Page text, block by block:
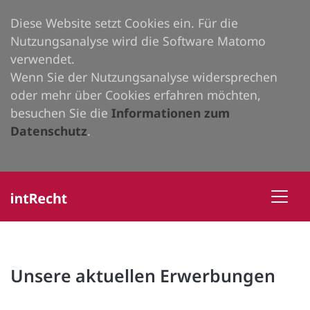
Diese Website setzt Cookies ein. Für die
Nutzungsanalyse wird die Software Matomo
verwendet.
Wenn Sie der Nutzungsanalyse widersprechen
oder mehr über Cookies erfahren möchten,
besuchen Sie die Informationen zum
Datenschutz.
Unsere aktuellen Erwerbungen